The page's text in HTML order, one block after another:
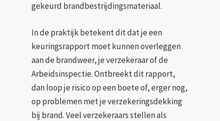
gekeurd brandbestrijdingsmateriaal.
In de praktijk betekent dit dat je een
keuringsrapport moet kunnen overleggen
aan de brandweer, je verzekeraar of de
Arbeidsinspectie. Ontbreekt dit rapport,
dan loop je risico op een boete of, erger nog,
op problemen met je verzekeringsdekking
bij brand. Veel verzekeraars stellen als